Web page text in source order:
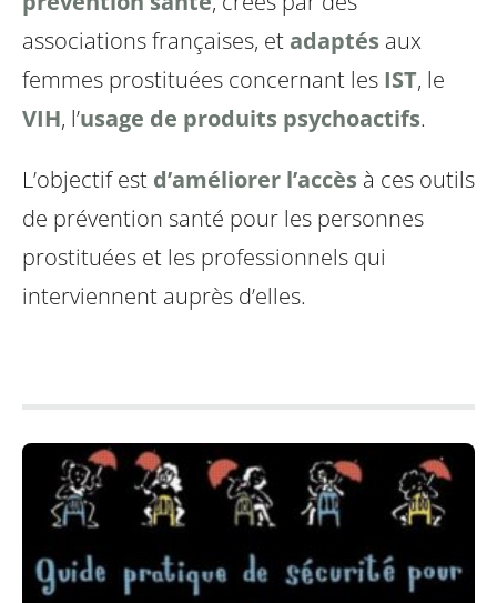
associations françaises, et adaptés aux
femmes prostituées concernant les IST, le
VIH, l’usage de produits psychoactifs.
L’objectif est d’améliorer l’accès à ces outils
de prévention santé pour les personnes
prostituées et les professionnels qui
interviennent auprès d’elles.